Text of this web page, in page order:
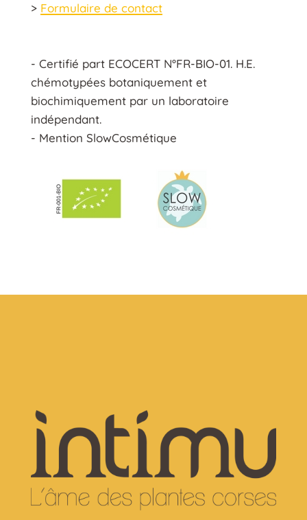
> Formulaire de contact
- Certifié part ECOCERT N°FR-BIO-01. H.E.
chémotypées botaniquement et
biochimiquement par un laboratoire
indépendant.
- Mention SlowCosmétique